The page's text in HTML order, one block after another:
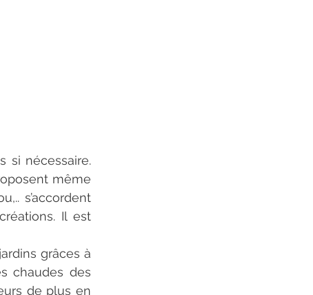
si nécessaire.
même
s’accordent
Il est
grâces à
chaudes des
de plus en